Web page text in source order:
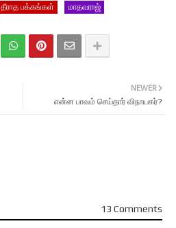
தீராத பக்கங்கள் மாதவராஜ்
NEWER
என்ன பாவம் செய்தார் விநாயகர்?
13 Comments